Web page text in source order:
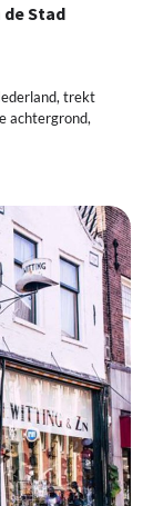
Stad
trekt
achtergrond,